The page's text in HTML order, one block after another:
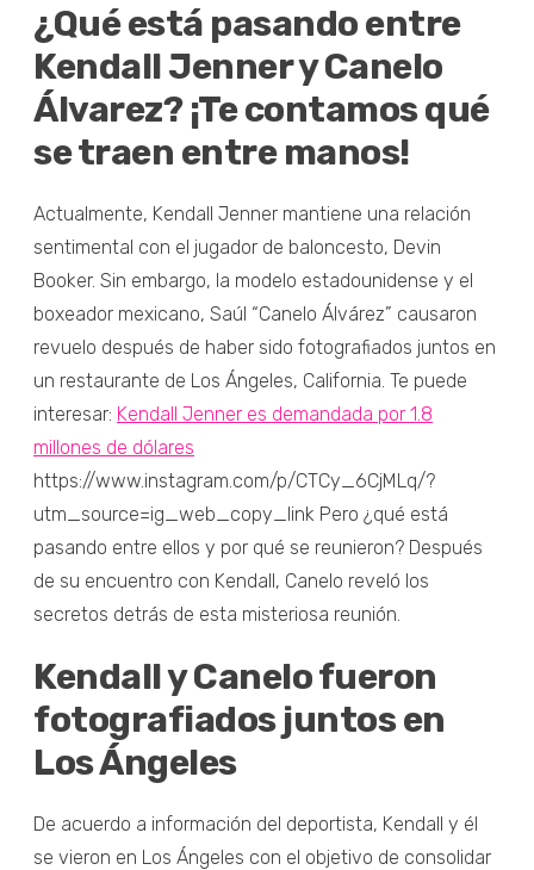
¿Qué está pasando entre
Kendall Jenner y Canelo
Álvarez? ¡Te contamos qué
se traen entre manos!
Actualmente, Kendall Jenner mantiene una relación
sentimental con el jugador de baloncesto, Devin
Booker. Sin embargo, la modelo estadounidense y el
boxeador mexicano, Saúl “Canelo Álvárez” causaron
revuelo después de haber sido fotografiados juntos en
un restaurante de Los Ángeles, California. Te puede
interesar: Kendall Jenner es demandada por 1.8
millones de dólares
https://www.instagram.com/p/CTCy_6CjMLq/?
utm_source=ig_web_copy_link Pero ¿qué está
pasando entre ellos y por qué se reunieron? Después
de su encuentro con Kendall, Canelo reveló los
secretos detrás de esta misteriosa reunión.
Kendall y Canelo fueron
fotografiados juntos en
Los Ángeles
De acuerdo a información del deportista, Kendall y él
se vieron en Los Ángeles con el objetivo de consolidar